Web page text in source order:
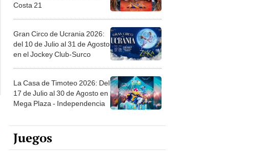
Costa 21
Gran Circo de Ucrania 2026:
del 10 de Julio al 31 de Agosto
en el Jockey Club-Surco
La Casa de Timoteo 2026: Del
17 de Julio al 30 de Agosto en
Mega Plaza - Independencia
Juegos